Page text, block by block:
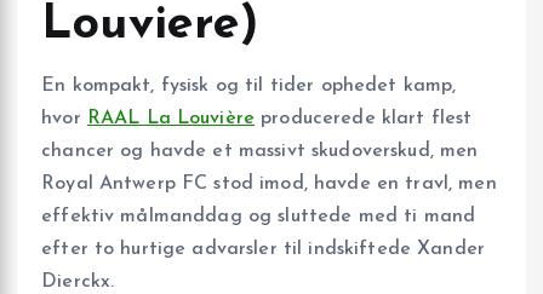
Louviere)
En kompakt, fysisk og til tider ophedet kamp,
hvor RAAL La Louvière producerede klart flest
chancer og havde et massivt skudoverskud, men
Royal Antwerp FC stod imod, havde en travl, men
effektiv målmanddag og sluttede med ti mand
efter to hurtige advarsler til indskiftede Xander
Dierckx.